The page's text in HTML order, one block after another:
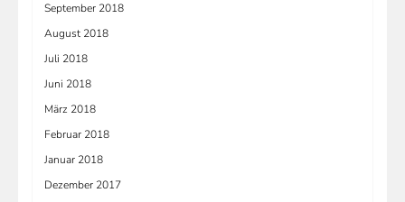
September 2018
August 2018
Juli 2018
Juni 2018
März 2018
Februar 2018
Januar 2018
Dezember 2017